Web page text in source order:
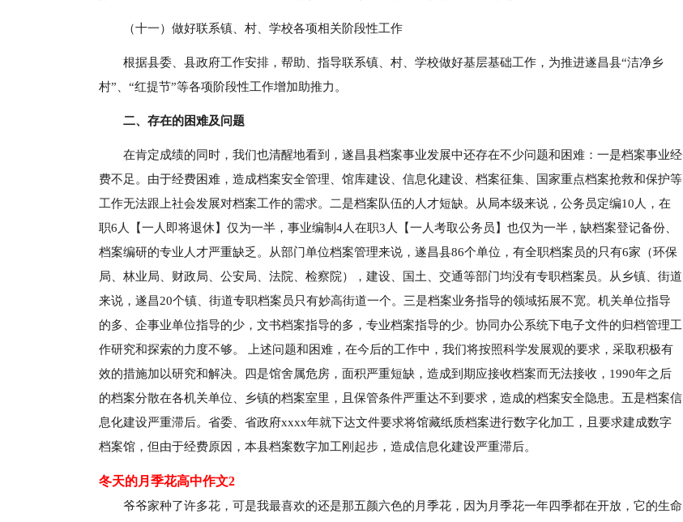
（十一）做好联系镇、村、学校各项相关阶段性工作
根据县委、县政府工作安排，帮助、指导联系镇、村、学校做好基层基础工作，为推进遂昌县“洁净乡
村”、“红提节”等各项阶段性工作增加助推力。
二、存在的困难及问题
在肯定成绩的同时，我们也清醒地看到，遂昌县档案事业发展中还存在不少问题和困难：一是档案事业经
费不足。由于经费困难，造成档案安全管理、馆库建设、信息化建设、档案征集、国家重点档案抢救和保护等
工作无法跟上社会发展对档案工作的需求。二是档案队伍的人才短缺。从局本级来说，公务员定编10人，在
职6人【一人即将退休】仅为一半，事业编制4人在职3人【一人考取公务员】也仅为一半，缺档案登记备份、
档案编研的专业人才严重缺乏。从部门单位档案管理来说，遂昌县86个单位，有全职档案员的只有6家（环保
局、林业局、财政局、公安局、法院、检察院），建设、国土、交通等部门均没有专职档案员。从乡镇、街道
来说，遂昌20个镇、街道专职档案员只有妙高街道一个。三是档案业务指导的领域拓展不宽。机关单位指导
的多、企事业单位指导的少，文书档案指导的多，专业档案指导的少。协同办公系统下电子文件的归档管理工
作研究和探索的力度不够。 上述问题和困难，在今后的工作中，我们将按照科学发展观的要求，采取积极有
效的措施加以研究和解决。四是馆舍属危房，面积严重短缺，造成到期应接收档案而无法接收，1990年之后
的档案分散在各机关单位、乡镇的档案室里，且保管条件严重达不到要求，造成的档案安全隐患。五是档案信
息化建设严重滞后。省委、省政府xxxx年就下达文件要求将馆藏纸质档案进行数字化加工，且要求建成数字
档案馆，但由于经费原因，本县档案数字加工刚起步，造成信息化建设严重滞后。
冬天的月季花高中作文2
爷爷家种了许多花，可是我最喜欢的还是那五颜六色的月季花，因为月季花一年四季都在开放，它的生命